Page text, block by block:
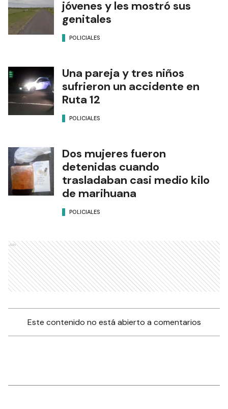
jóvenes y les mostró sus
genitales
POLICIALES
Una pareja y tres niños
sufrieron un accidente en
Ruta 12
POLICIALES
Dos mujeres fueron
detenidas cuando
trasladaban casi medio kilo
de marihuana
POLICIALES
Ads
Este contenido no está abierto a comentarios